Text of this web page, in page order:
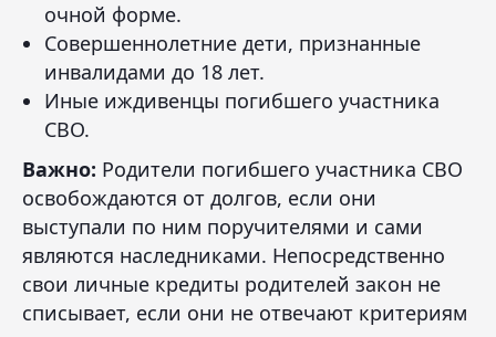
очной форме.
Совершеннолетние дети, признанные
инвалидами до 18 лет.
Иные иждивенцы погибшего участника
СВО.
Важно: Родители погибшего участника СВО
освобождаются от долгов, если они
выступали по ним поручителями и сами
являются наследниками. Непосредственно
свои личные кредиты родителей закон не
списывает, если они не отвечают критериям